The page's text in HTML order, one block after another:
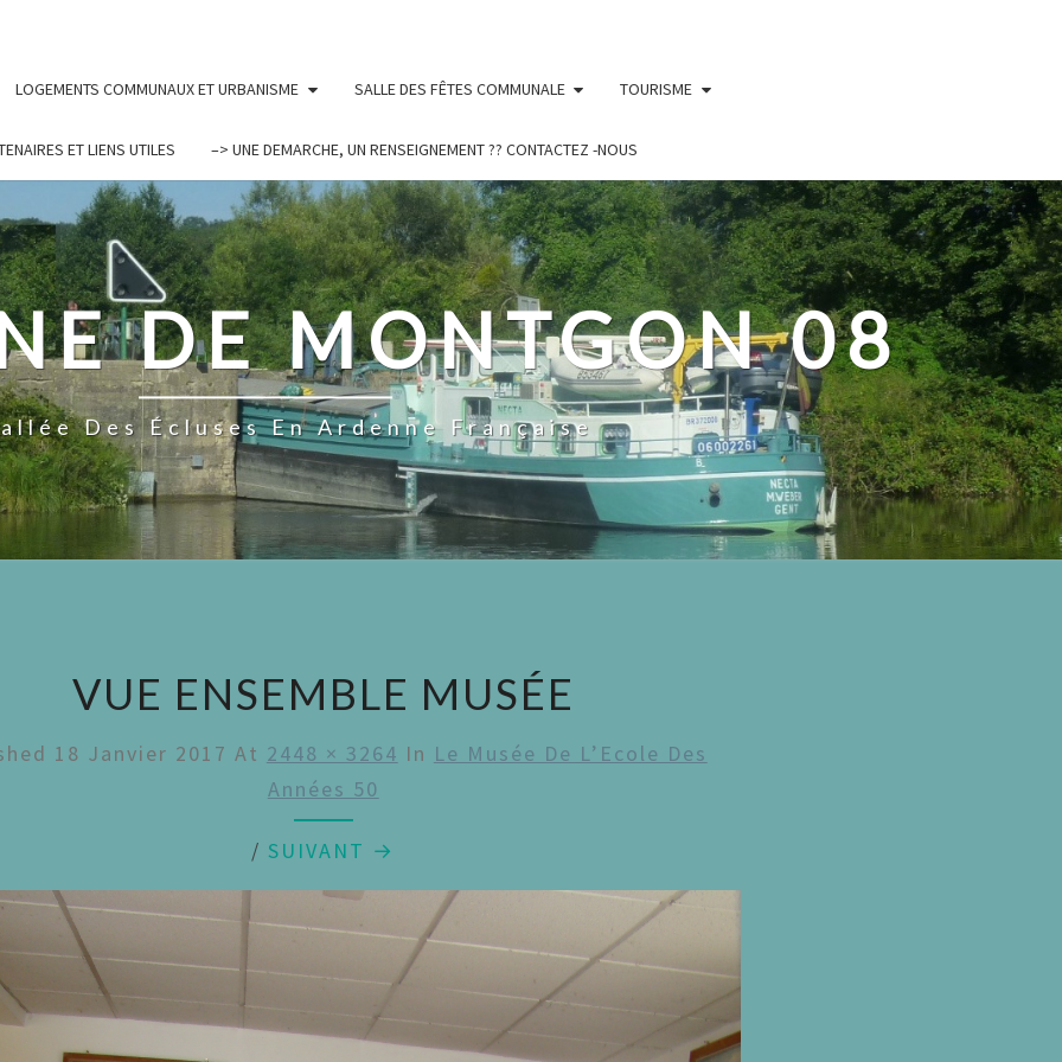
LOGEMENTS COMMUNAUX ET URBANISME SALLE DES FÊTES COMMUNALE TOURISME
ET LIENS UTILES –> UNE DEMARCHE, UN RENSEIGNEMENT ?? CONTACTEZ -NOUS
DE MONTGON 08
Des Écluses En Ardenne Française
VUE ENSEMBLE MUSÉE
18 Janvier 2017 At 2448 × 3264 In Le Musée De L’Ecole Des
Années 50
/SUIVANT →